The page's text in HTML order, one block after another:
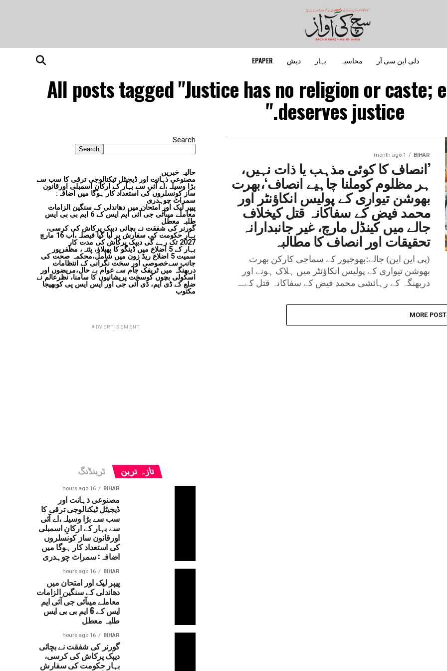
دلی این سی آر محاسبہ بہار دیش EPAPER
All posts tagged "Justice has no religion or caste;
deserves justice."
BIHAR
1 month ago
’انصاف کا کوئی مذہب یا ذات نہیں،
ہر مظلوم کوملنا چاہیے انصاف‘،بھرت
بھوشن تیواری کے پولیس انکاؤنٹر اور
محمد فیض کے سفاکانہ قتل کیخلاف
جالے میں کینڈل مارچ، غیر جانبدارانہ
تحقیقات اور انصاف کا مطالبہ
(پی این این) جالے:بھوجپور کے سماجی کارکن بھرت
بھوشن تیواری کے پولیس انکاؤنٹر میں ہلاک ہونے اور
دربھنگہ کے رہائشی محمد فیض کے سفاکانہ قتل کے...
MORE
Search
Search
حالیہ خبریں
مصنوعی ذہانت اور ڈیجیٹل ٹیکنالوجی ترقی کا سب سے
بڑا وسیلہ،اے آئی سے بہار کے ارکانِ اسمبلی اورقانون
ساز کونسلروں کی استعداد کار ہوگا میں اضافہ:
سمراٹ چوہدری
پیپر لیک اور امتحان میں دھاندلی کے سنگین الزامات
معاملے میںآئی جی آئی ایم ایس کے 6 ایم بی بی ایس
طلبہ معطل
گورنر کی شفقت نے بچائی دیپک پرکاش کی کرسی،
بہار حکومت کی سفارش پر لیا گیا فیصلہ،اب 16 مارچ
2027 تک رہے گی دیپک پرکاش کی مدت کار
بہار کے 5 اضلاع میں ڈینگو کا پھیلاؤ، پٹنہ، مظفرپور
سمیت 5 اضلاع ریڈ زون میں شامل،محکمہ صحت کی
جانب سےخصوصی اور سخت نگرانی کے انتظامات
دربھنگہ میں ٹریفک جام سے عوام بے حال،مریضوں اور
اسکولی بچوں کوسخت پریشانیوں کا سامنا، نظرعالم نے
ضلع کے ڈی ایم، ڈی آئی جی اور ایس ایس پی کوبھیجا
مکتوب
ADVERTISEMENT
تازہ ترین ٹرینڈنگ
BIHAR
16 hours ago
مصنوعی ذہانت اور
ڈیجیٹل ٹیکنالوجی ترقی کا
سب سے بڑا وسیلہ،اے آئی
سے بہار کے ارکانِ اسمبلی
اورقانون ساز کونسلروں
کی استعداد کار ہوگا میں
اضافہ: سمراٹ چوہدری
BIHAR
16 hours ago
پیپر لیک اور امتحان میں
دھاندلی کے سنگین الزامات
معاملے میںآئی جی آئی ایم
ایس کے 6 ایم بی بی ایس
طلبہ معطل
BIHAR
16 hours ago
گورنر کی شفقت نے بچائی
دیپک پرکاش کی کرسی،
بہار حکومت کی سفارش